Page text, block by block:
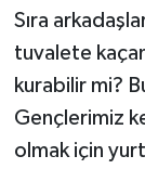
Sıra
tuvalete
kurabilir mi?
Gençlerimiz
olmak için